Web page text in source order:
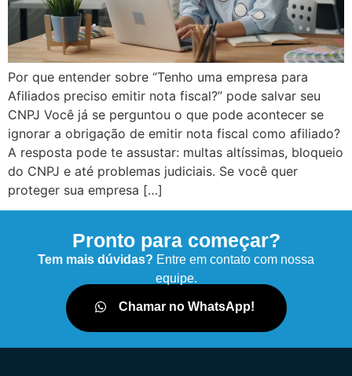
Por que entender sobre “Tenho uma empresa para
Afiliados preciso emitir nota fiscal?” pode salvar seu
CNPJ Você já se perguntou o que pode acontecer se
ignorar a obrigação de emitir nota fiscal como afiliado?
A resposta pode te assustar: multas altíssimas, bloqueio
do CNPJ e até problemas judiciais. Se você quer
proteger sua empresa […]
Pronto para começar?
Tem mais dúvidas? Entre em contato com nossa
equipe.
Chamar no WhatsApp!